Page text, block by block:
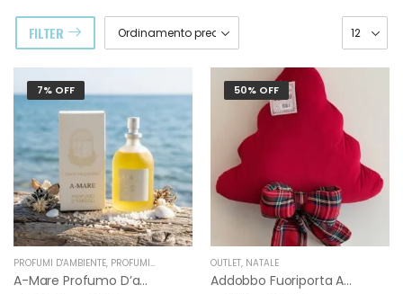
FILTER
7% OFF
PROFUMI D'AMBIENTE, PROFUMI D'AMBIENTE FIORIRA' UN GIARDINO
A-Mare Profumo D’ambiente Di Fiorirà Un Giardino
50% OFF
OUTLET, NATALE
Addobbo Fuoriporta Alberello Velluto Rosso Con Fiocchetto Tartan